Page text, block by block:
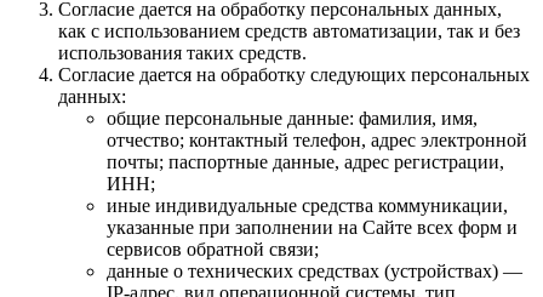
Согласие дается на обработку персональных данных,
как с использованием средств автоматизации, так и без
использования таких средств.
Согласие дается на обработку следующих персональных
данных:
общие персональные данные: фамилия, имя,
отчество; контактный телефон, адрес электронной
почты; паспортные данные, адрес регистрации,
ИНН;
иные индивидуальные средства коммуникации,
указанные при заполнении на Сайте всех форм и
сервисов обратной связи;
данные о технических средствах (устройствах) —
IP-адрес, вид операционной системы, тип